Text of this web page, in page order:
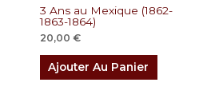
3 Ans au Mexique (1862-
1863-1864)
20,00 €
Ajouter Au Panier